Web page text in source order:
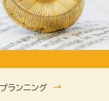
ランニング